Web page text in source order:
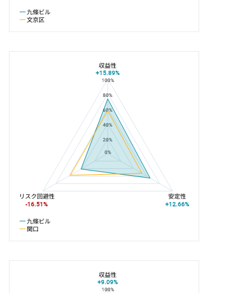
九條ビル
文京区
九條ビルと関口の平均値の総合評価の比較
100%
80%
60%
40%
20%
0%
九條ビル
関口
収益性
+15.89%
リスク回避性
-16.51%
安定性
+12.66%
九條ビルと有楽町線の平均値の総合評価の比較
100%
収益性
+9.09%